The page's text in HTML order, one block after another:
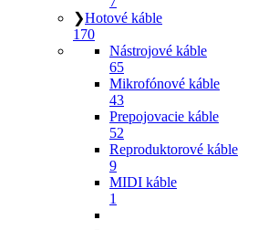
❯Hotové káble
170
Nástrojové káble
65
Mikrofónové káble
43
Prepojovacie káble
52
Reproduktorové káble
9
MIDI káble
1